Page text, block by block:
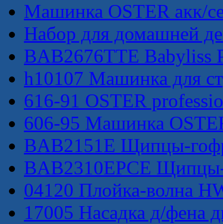
Машинка OSTER акк/
Набор для домашней
BAB2676TTE Babyliss
h10107 Машинка для
616-91 OSTER
606-95 Машинка
BAB2151E Щипцы-
BAB2310EPCE
04120 Плойка-волна
17005 Насадка д/фена